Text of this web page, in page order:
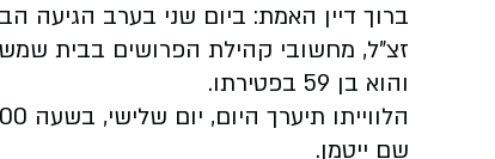
ברוך דיין האמת: ביום שני בערב
זצ"ל, מחשובי קהילת הפרושים בבית
והוא בן 59 בפטירתו.
שם ייטמן.